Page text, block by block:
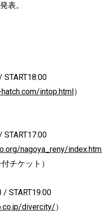
表。
intop.html ）
nagoya_reny/index.html
チケット）
START19:00
divercity/）